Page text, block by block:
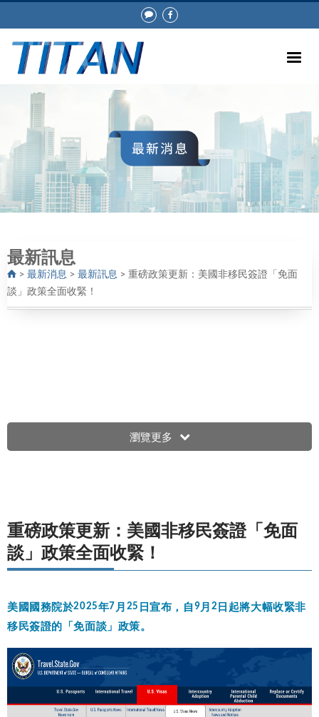
最新訊息
> 最新消息 > 最新訊息 > 重磅政策更新：美國非移民簽證「免面
談」政策全面收緊！
瀏覽更多
重磅政策更新：美國非移民簽證「免面
談」政策全面收緊！
美國國務院於2025年7 月 25 日宣布，自 9 月 2 日起將大幅收緊非
移民簽證的「免面談」政策。